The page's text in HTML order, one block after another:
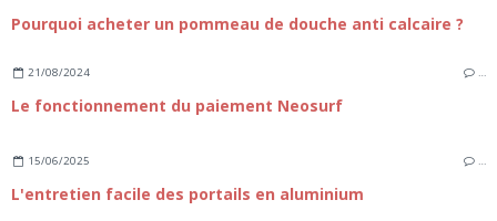
Pourquoi acheter un pommeau de douche anti calcaire ?
21/08/2024 …
Le fonctionnement du paiement Neosurf
15/06/2025 …
L'entretien facile des portails en aluminium